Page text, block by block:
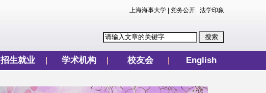
上海海事大学 党务公开 法学印象
招生就业 学术机构 校友会 English